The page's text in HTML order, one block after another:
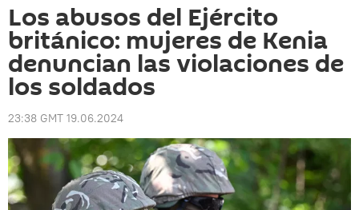
Los abusos del Ejército
británico: mujeres de Kenia
denuncian las violaciones de
los soldados
23:38 GMT 19.06.2024